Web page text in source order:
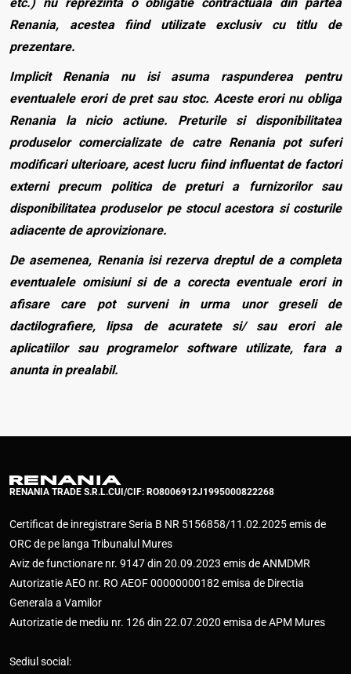
Renania, acestea fiind utilizate exclusiv cu titlu de
prezentare.
Implicit Renania nu isi asuma raspunderea pentru
eventualele erori de pret sau stoc. Aceste erori nu obliga
Renania la nicio actiune. Preturile si disponibilitatea
produselor comercializate de catre Renania pot suferi
modificari ulterioare, acest lucru fiind influentat de factori
externi precum politica de preturi a furnizorilor sau
disponibilitatea produselor pe stocul acestora si costurile
adiacente de aprovizionare.
De asemenea, Renania isi rezerva dreptul de a completa
eventualele omisiuni si de a corecta eventuale erori in
afisare care pot surveni in urma unor greseli de
dactilografiere, lipsa de acuratete si/ sau erori ale
aplicatiilor sau programelor software utilizate, fara a
anunta in prealabil.
RENANIA TRADE S.R.L.CUI/CIF: RO8006912J1995000822268
Certificat de inregistrare Seria B NR 5156858/11.02.2025 emis de
ORC de pe langa Tribunalul Mures
Aviz de functionare nr. 9147 din 20.09.2023 emis de ANMDMR
Autorizatie AEO nr. RO AEOF 00000000182 emisa de Directia
Generala a Vamilor
Autorizatie de mediu nr. 126 din 22.07.2020 emisa de APM Mures
Sediul social: